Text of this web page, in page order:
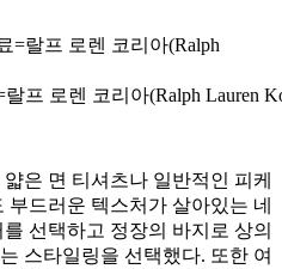
프 로렌 코리아(Ralph Lauren
은 면 티셔츠나 일반적인 피케
드러운 텍스처가 살아있는 네
선택하고 정장의 바지로 상의
스타일링을 선택했다. 또한 여